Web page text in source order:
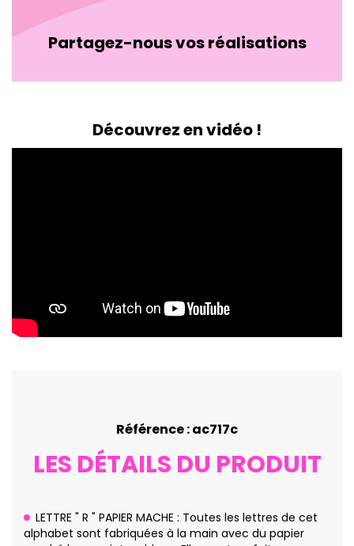
Partagez-nous vos réalisations
Découvrez en vidéo !
Référence : ac717c
LES DÉTAILS DU PRODUIT
LETTRE " R " PAPIER MACHE : Toutes les lettres de cet
alphabet sont fabriquées à la main avec du papier